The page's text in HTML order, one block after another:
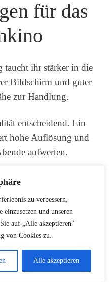
zu verbessern,
einzusetzen und unseren
auf „Alle akzeptieren"
von Cookies zu.
Alle akzeptieren
für das
taucht ihr stärker in die
Bildschirm und guter
zur Handlung.
entscheidend. Ein
hohe Auflösung und
aufwerten.
sich Standards für
sorgen für
in Kinoqualität.
Soundanlage. Ein
Dialoge und